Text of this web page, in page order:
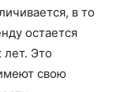
в то
остается
Это
свою